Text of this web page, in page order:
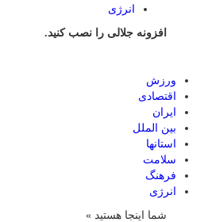
انرژی
افزونه جلالی را نصب کنید.
ورزش
اقتصادی
ایران
بین الملل
استانها
سلامت
فرهنگ
انرژی
شما اینجا هستید »